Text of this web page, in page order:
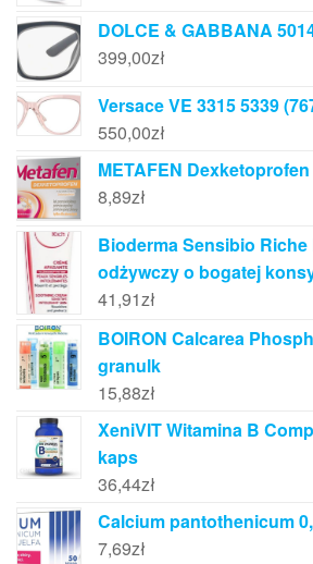
DOLCE & GABBANA
399,00zł
Versace VE 3315 5339
550,00zł
METAFEN
8,89zł
Bioderma Sensibio Riche
odżywczy o bogatej
41,91zł
BOIRON Calcarea
granulk
15,88zł
XeniVIT Witamina B
kaps
36,44zł
Calcium pantothenicum
7,69zł